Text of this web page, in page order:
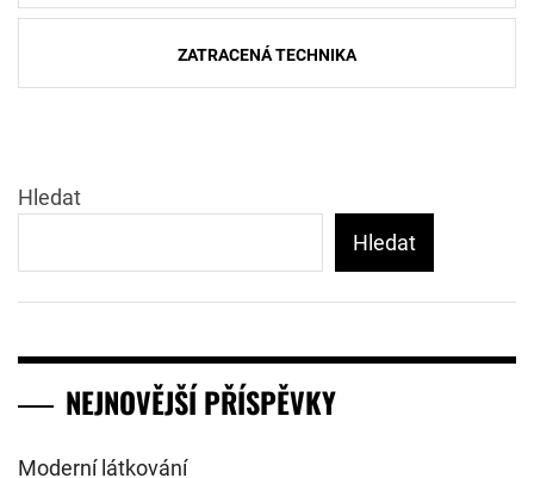
ZATRACENÁ TECHNIKA
Hledat
Hledat
NEJNOVĚJŠÍ PŘÍSPĚVKY
Moderní látkování